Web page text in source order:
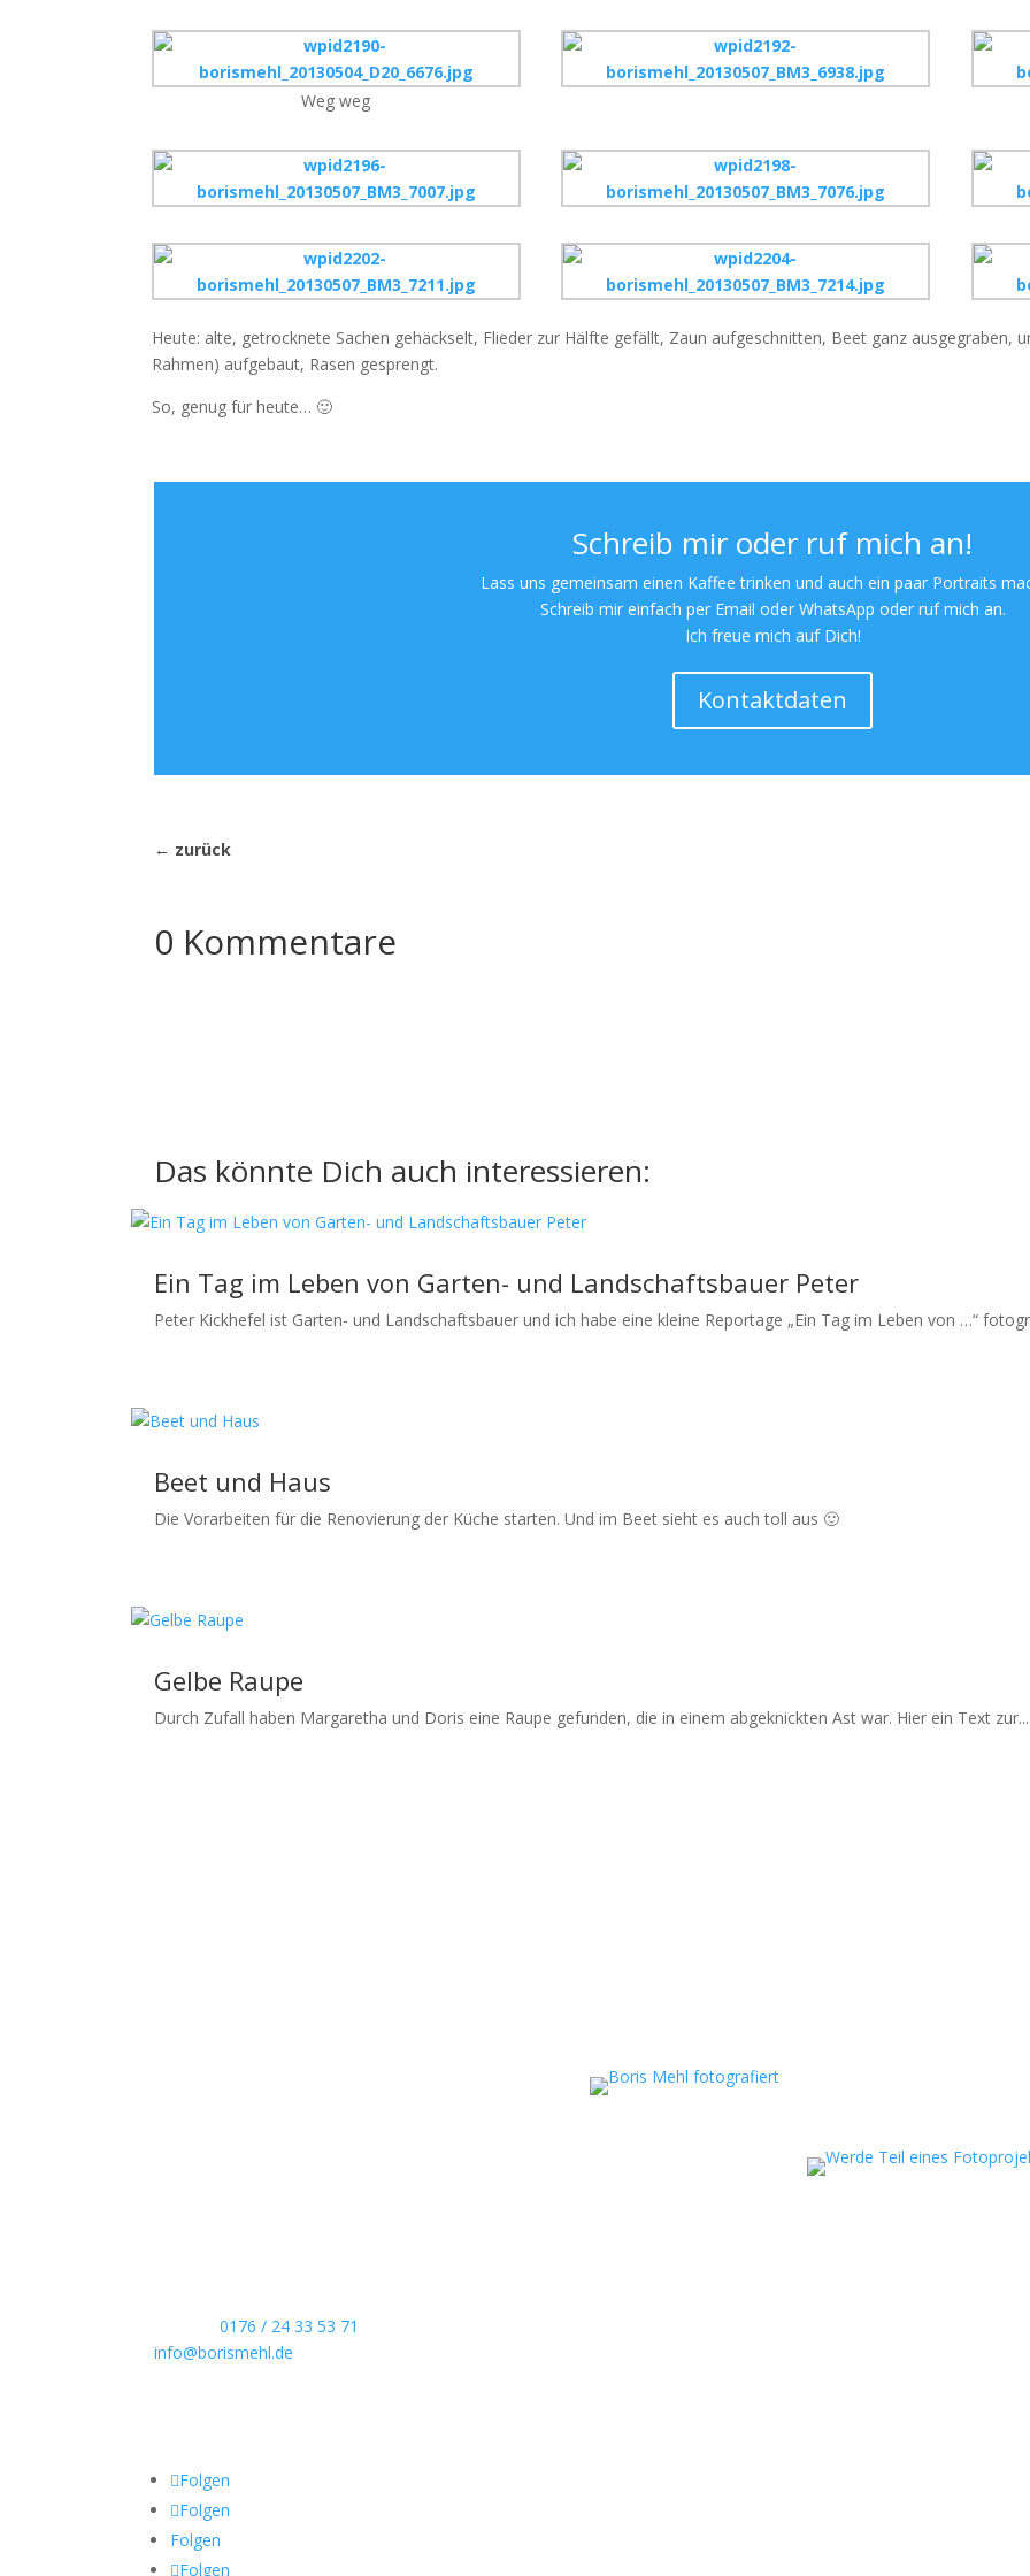
Weg weg
Heute: alte, getrocknete Sachen gehäckselt, Flieder zur Hälfte gefällt, Zaun aufgeschnitten, Beet ganz ausgegraben,
Rahmen) aufgebaut, Rasen gesprengt.
So, genug für heute… 🙂
Schreib mir oder ruf mich an!
Lass uns gemeinsam einen Kaffee trinken und auch ein paar Portraits
Schreib mir einfach per Email oder WhatsApp oder ruf mich an.
Ich freue mich auf Dich!
Kontaktdaten
← zurück
0 Kommentare
Das könnte Dich auch interessieren:
Ein Tag im Leben von Garten- und Landschaftsbauer Peter
Peter Kickhefel ist Garten- und Landschaftsbauer und ich habe eine kleine Reportage „Ein Tag im Leben von …“
Beet und Haus
Die Vorarbeiten für die Renovierung der Küche starten. Und im Beet sieht es auch toll aus 🙂
Gelbe Raupe
Durch Zufall haben Margaretha und Doris eine Raupe gefunden, die in einem abgeknickten Ast war. Hier ein Text zur...
Telefon:0176 / 24 33 53 71
info@borismehl.de
Folgen
Folgen
Folgen
Folgen